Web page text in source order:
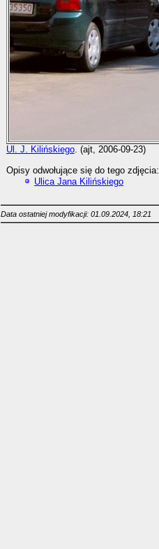
Ul. J. Kilińskiego. (ajt, 2006-09-23)
Opisy odwołujące się do tego zdjęcia:
Ulica Jana Kilińskiego
Data ostatniej modyfikacji: 01.09.2024, 18:21